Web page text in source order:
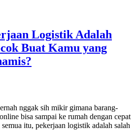
Logistik Adalah
Buat Kamu yang
nggak sih mikir gimana barang-
bisa sampai ke rumah dengan cepat
itu, pekerjaan logistik adalah salah